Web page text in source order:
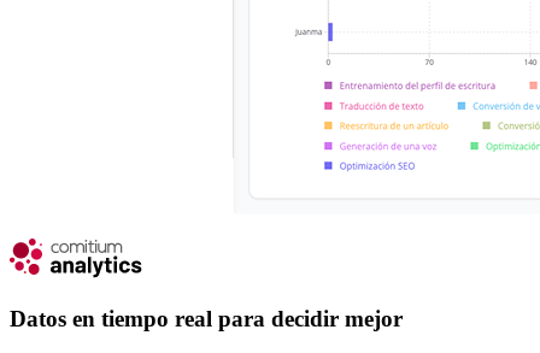
Datos en tiempo real para decidir mejor